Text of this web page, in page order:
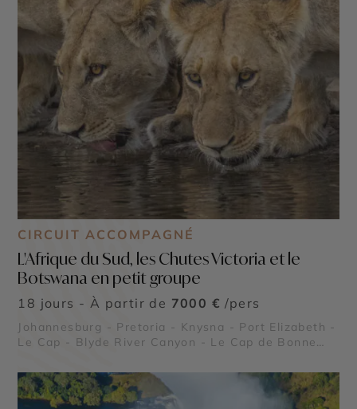
CIRCUIT ACCOMPAGNÉ
L'Afrique du Sud, les Chutes Victoria et le
Botswana en petit groupe
18 jours - À partir de 7000 € /pers
Johannesburg - Pretoria - Knysna - Port Elizabeth -
Le Cap - Blyde River Canyon - Le Cap de Bonne